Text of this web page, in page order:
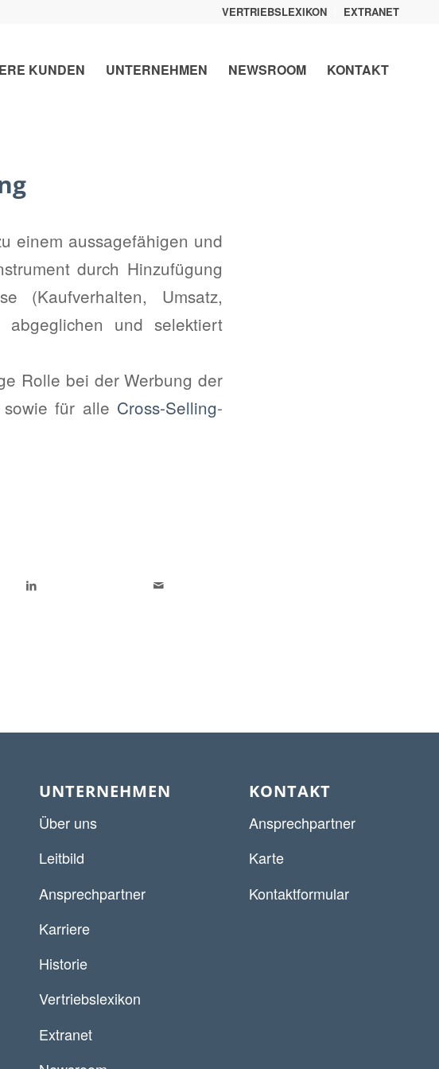
VERTRIEBSLEXIKON EXTRANET
KUNDEN UNTERNEHMEN NEWSROOM KONTAKT
einem aussagefähigen und
durch Hinzufügung
(Kaufverhalten, Umsatz,
und selektiert
Rolle bei der Werbung der
für alle Cross-Selling-
UNTERNEHMEN
Über uns
Leitbild
Ansprechpartner
Karriere
Historie
Vertriebslexikon
Extranet
KONTAKT
Ansprechpartner
Karte
Kontaktformular